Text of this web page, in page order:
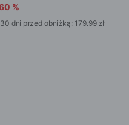
%
dni przed obniżką: 179.99 zł